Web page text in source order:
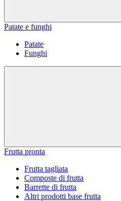
Patate e funghi
Patate
Funghi
Frutta pronta
Frutta tagliata
Composte di frutta
Barrette di frutta
Altri prodotti base frutta